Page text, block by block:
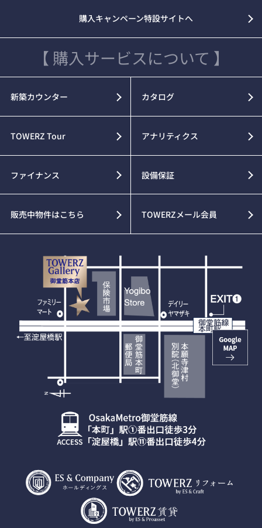
購入キャンペーン特設サイトへ
【 購入サービスについて 】
新築カウンター カタログ
TOWERZ Tour アナリティクス
ファイナンス 設備保証
販売中物件はこちら TOWERZメール会員